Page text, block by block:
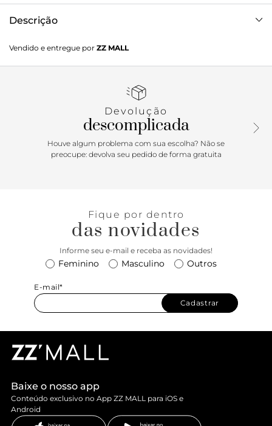
Descrição
Impactante e cheia de presença, modelo possui recortes
precisos para valorizar um design moderno e marcante. A
enquanto o acabamento em couro traz sofisticação ao
— perfeita para looks noturnos ou produções poderosas de
Vendido e entregue por ZZ MALL
Devolução
descomplicada
Houve algum problema com sua escolha? Não se
preocupe: devolva seu pedido de forma gratuita
Fique por dentro
das novidades
Informe seu e-mail e receba as novidades!
Feminino Masculino Outros
E-mail*
Cadastrar
Baixe o nosso app
Conteúdo exclusivo no App ZZ MALL para iOS e
Android